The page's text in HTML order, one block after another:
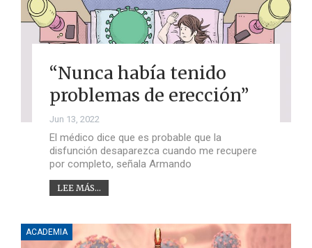
“Nunca había tenido
problemas de erección”
Jun 13, 2022
El médico dice que es probable que la
disfunción desaparezca cuando me recupere
por completo, señala Armando
LEE MÁS...
ACADEMIA